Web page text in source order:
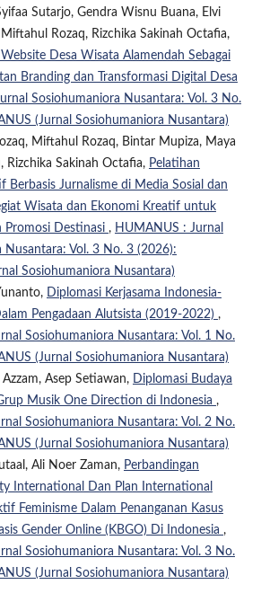
Sutarjo, Gendra Wisnu Buana, Elvi
Rozaq, Rizchika Sakinah Octafia,
Desa Wisata Alamendah Sebagai
Branding dan Transformasi Digital Desa
Sosiohumaniora Nusantara: Vol. 3 No.
(Jurnal Sosiohumaniora Nusantara)
Miftahul Rozaq, Bintar Mupiza, Maya
Rizchika Sakinah Octafia, Pelatihan
Berbasis Jurnalisme di Media Sosial dan
Wisata dan Ekonomi Kreatif untuk
Promosi Destinasi , HUMANUS : Jurnal
Nusantara: Vol. 3 No. 3 (2026):
Sosiohumaniora Nusantara)
Diplomasi Kerjasama Indonesia-
Pengadaan Alutsista (2019-2022) ,
Sosiohumaniora Nusantara: Vol. 1 No.
(Jurnal Sosiohumaniora Nusantara)
Asep Setiawan, Diplomasi Budaya
Musik One Direction di Indonesia ,
Sosiohumaniora Nusantara: Vol. 2 No.
(Jurnal Sosiohumaniora Nusantara)
Ali Noer Zaman, Perbandingan
International Dan Plan International
Feminisme Dalam Penanganan Kasus
Gender Online (KBGO) Di Indonesia ,
Sosiohumaniora Nusantara: Vol. 3 No.
(Jurnal Sosiohumaniora Nusantara)